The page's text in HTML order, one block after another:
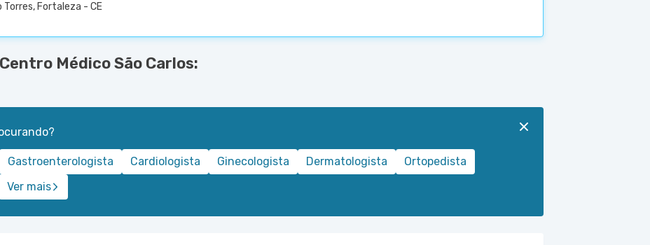
Torres, Fortaleza - CE
Médico São Carlos:
Gastroenterologista Cardiologista Ginecologista Dermatologista
Ortopedista
Ver mais